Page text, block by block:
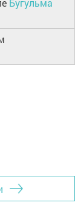
Бугульма